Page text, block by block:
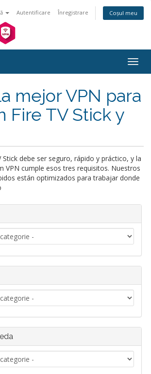
Autentificare Înregistrare Coșul meu
mejor VPN para
Fire TV Stick y
Stick debe ser seguro, rápido y práctico, y la
VPN cumple esos tres requisitos. Nuestros
están optimizados para trabajar donde